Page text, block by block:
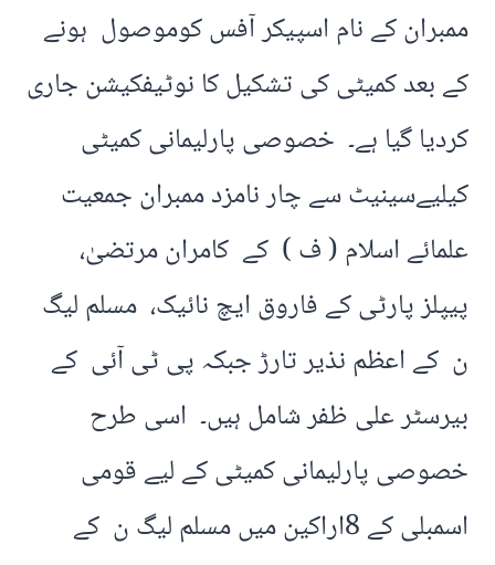
ممبران کے نام اسپیکر آفس کوموصول ہونے
کے بعد کمیٹی کی تشکیل کا نوٹیفکیشن جاری
کردیا گیا ہے۔ خصوصی پارلیمانی کمیٹی
کیلیےسینیٹ سے چار نامزد ممبران جمعیت
علمائے اسلام ( ف ) کے کامران مرتضیٰ،
پیپلز پارٹی کے فاروق ایچ نائیک، مسلم لیگ
ن کے اعظم نذیر تارڑ جبکہ پی ٹی آئی کے
بیرسٹر علی ظفر شامل ہیں۔ اسی طرح
خصوصی پارلیمانی کمیٹی کے لیے قومی
اسمبلی کے 8اراکین میں مسلم لیگ ن کے